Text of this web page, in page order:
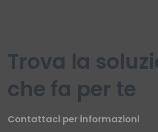
Trova la
che fa per te
Contattaci per informazioni